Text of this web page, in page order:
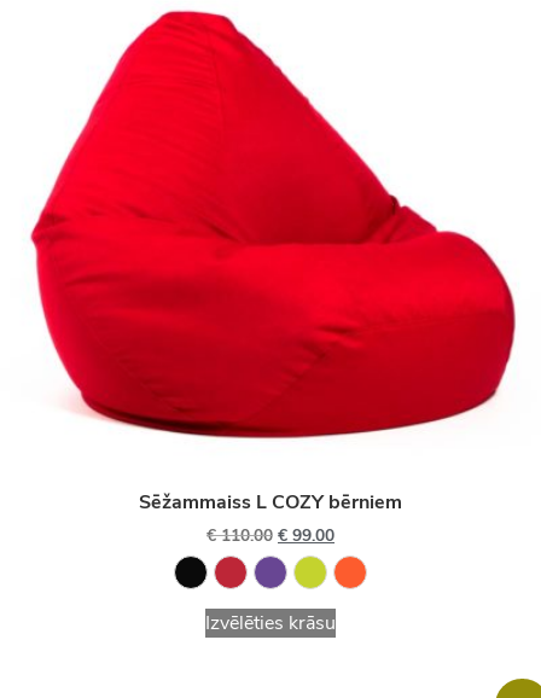
Sēžammaiss L COZY bērniem
€110.00 € 99.00
Izvēlēties krāsu